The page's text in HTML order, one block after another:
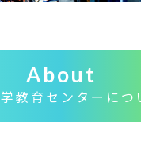
About
教育センターにつ